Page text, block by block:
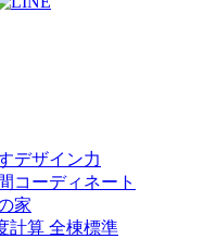
デザイン力
コーディネート
家
計算 全棟標準